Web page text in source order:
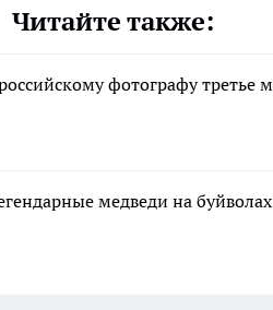
Читайте также:
фотографу третье
медведи на